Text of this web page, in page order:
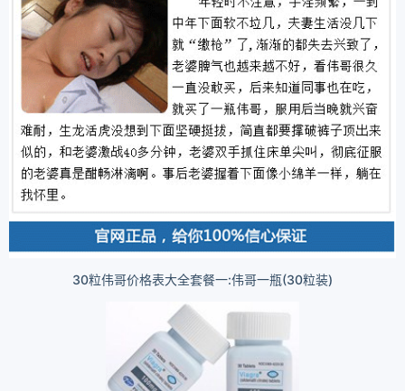
30粒伟哥价格表大全套餐一:伟哥一瓶(30粒装)